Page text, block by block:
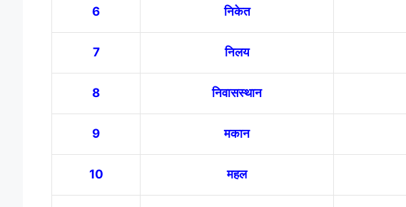
6 निकेत
7 निलय
8 निवासस्थान
9 मकान
10 महल